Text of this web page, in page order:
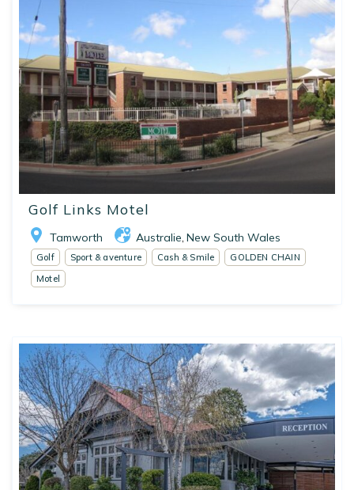
Golf Links Motel
Tamworth Australie, New South Wales
Golf Sport & aventure Cash & Smile
GOLDEN CHAIN
Motel